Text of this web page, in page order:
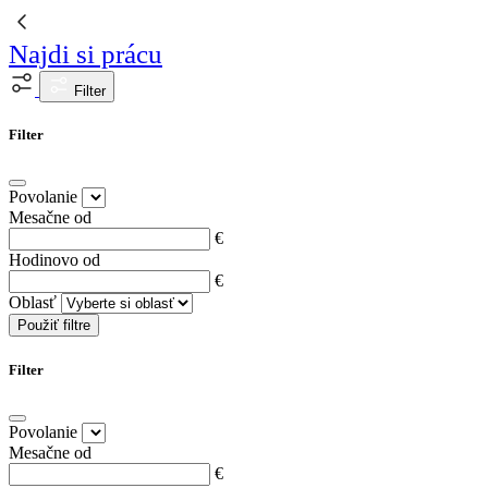
Najdi si prácu
Filter
Filter
Povolanie
Mesačne od
€
Hodinovo od
€
Oblasť
Použiť filtre
Filter
Povolanie
Mesačne od
€